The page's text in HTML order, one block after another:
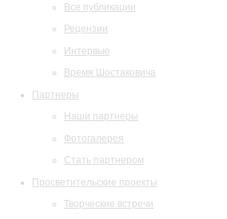
Все публикации
Рецензии
Интервью
Время Шостаковича
Партнеры
Наши партнеры
Фотогалерея
Стать партнером
Просветительские проекты
Творческие встречи